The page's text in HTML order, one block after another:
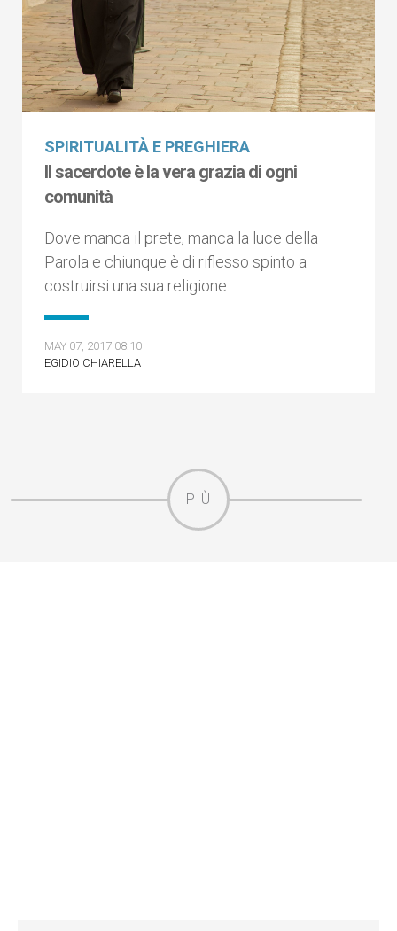
SPIRITUALITÀ E PREGHIERA
Il sacerdote è la vera grazia di ogni
comunità
Dove manca il prete, manca la luce della
Parola e chiunque è di riflesso spinto a
costruirsi una sua religione
MAY 07, 2017 08:10
EGIDIO CHIARELLA
PIÙ